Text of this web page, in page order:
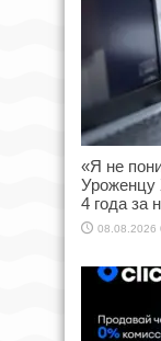
«Я не
Уроженцу
4 года за
08.08.2026